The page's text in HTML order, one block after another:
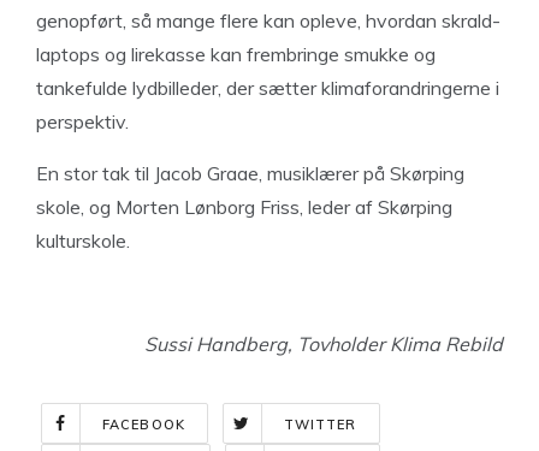
genopført, så mange flere kan opleve, hvordan skrald-
laptops og lirekasse kan frembringe smukke og
tankefulde lydbilleder, der sætter klimaforandringerne i
perspektiv.
En stor tak til Jacob Graae, musiklærer på Skørping
skole, og Morten Lønborg Friss, leder af Skørping
kulturskole.
Sussi Handberg, Tovholder Klima Rebild
FACEBOOK TWITTER